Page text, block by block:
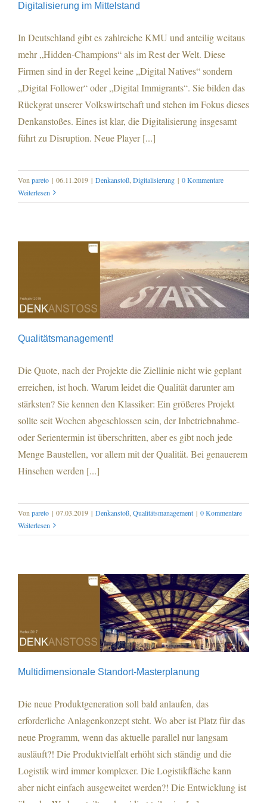
Digitalisierung im Mittelstand
Digitalisierung im Mittelstand
In Deutschland gibt es zahlreiche KMU und anteilig weitaus
mehr „Hidden-Champions“ als im Rest der Welt. Diese
Firmen sind in der Regel keine „Digital Natives“ sondern
„Digital Follower“ oder „Digital Immigrants“. Sie bilden das
Rückgrat unserer Volkswirtschaft und stehen im Fokus dieses
Denkanstoßes. Eines ist klar, die Digitalisierung insgesamt
führt zu Disruption. Neue Player [...]
Von pareto | 06.11.2019 | Denkanstoß Digitalisierung | 0 Kommentare
Weiterlesen
Qualitätsmanagement!
Die Quote, nach der Projekte die Ziellinie nicht wie geplant
erreichen, ist hoch. Warum leidet die Qualität darunter am
stärksten? Sie kennen den Klassiker: Ein größeres Projekt
sollte seit Wochen abgeschlossen sein, der Inbetriebnahme-
oder Serientermin ist überschritten, aber es gibt noch jede
Menge Baustellen, vor allem mit der Qualität. Bei genauerem
Hinsehen werden [...]
Vonpareto | 07.03.2019 | Denkanstoß,Qualitätsmanagement | 0 Kommentare
Weiterlesen
Multidimensionale Standort-Masterplanung
Multidimensionale Standort-Masterplanung
Die neue Produktgeneration soll bald anlaufen, das
erforderliche Anlagenkonzept steht. Wo aber ist Platz für das
neue Programm, wenn das aktuelle parallel nur langsam
ausläuft?! Die Produktvielfalt erhöht sich ständig und die
Logistik wird immer komplexer. Die Logistikfläche kann
aber nicht einfach ausgeweitet werden?! Die Entwicklung ist